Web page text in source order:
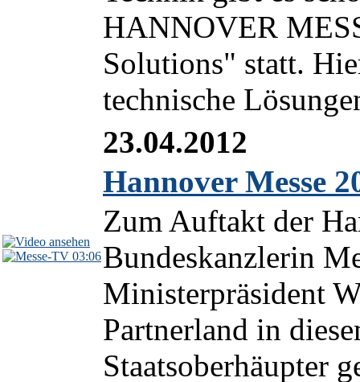
HANNOVER
Solutions" statt.
technische
03:06
23.04.2012
Hannover Messe
Zum Auftakt der
Bundeskanzlerin
Ministerpräsident
Partnerland in
Staatsoberhäupter